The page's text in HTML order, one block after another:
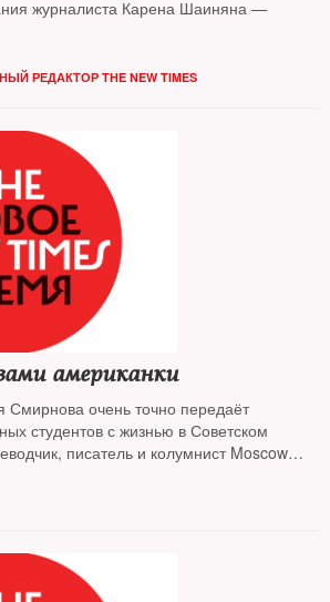
журналиста Карена Шаиняна —
РЕДАКТОР THE NEW TIMES
американки
очень точно передаёт
студентов с жизнью в Советском
писатель и колумнист Moscow